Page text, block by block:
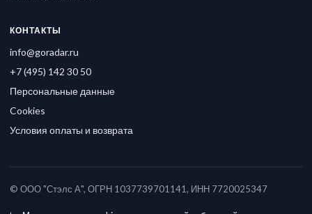
КОНТАКТЫ
info@goradar.ru
+7 (495) 142 30 50
Персональные данные
Cookies
Условия оплаты и возврата
© ООО "Стэлс А", ОГРН 1037739701141, ИНН 7720025347